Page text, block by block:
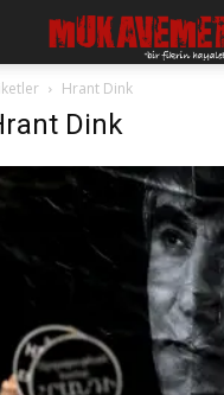
Hrant Dink
Dink